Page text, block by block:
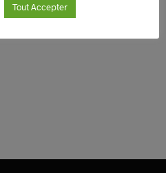
Tout Accepter